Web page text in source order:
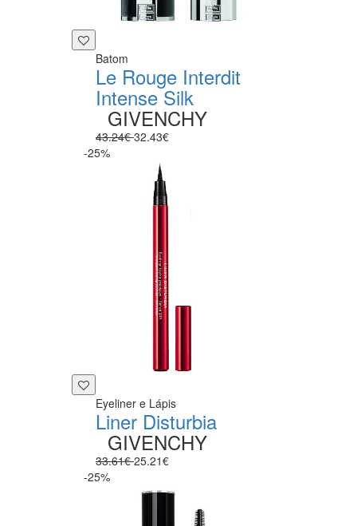
Batom
Le Rouge Interdit
Intense Silk
GIVENCHY
43.24€32.43€
-25%
Eyeliner e Lápis
Liner Disturbia
GIVENCHY
33.61€25.21€
-25%